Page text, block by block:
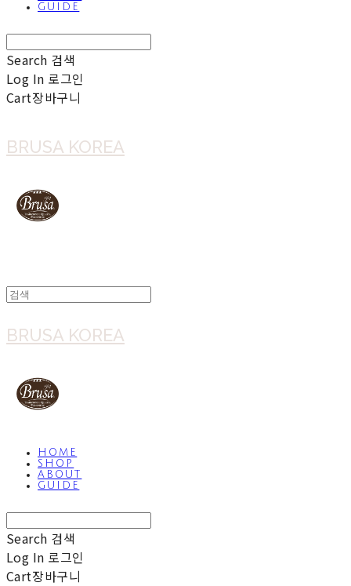
GUIDE
Search 검색
Log In 로그인
Cart장바구니
BRUSA KOREA
BRUSA KOREA
HOME
SHOP
ABOUT
GUIDE
Search 검색
Log In 로그인
Cart장바구니